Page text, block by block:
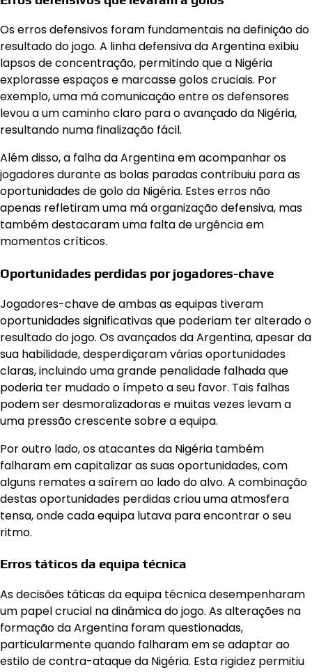
Os erros defensivos foram fundamentais na definição do
resultado do jogo. A linha defensiva da Argentina exibiu
lapsos de concentração, permitindo que a Nigéria
explorasse espaços e marcasse golos cruciais. Por
exemplo, uma má comunicação entre os defensores
levou a um caminho claro para o avançado da Nigéria,
resultando numa finalização fácil.
Além disso, a falha da Argentina em acompanhar os
jogadores durante as bolas paradas contribuiu para as
oportunidades de golo da Nigéria. Estes erros não
apenas refletiram uma má organização defensiva, mas
também destacaram uma falta de urgência em
momentos críticos.
Oportunidades perdidas por jogadores-chave
Jogadores-chave de ambas as equipas tiveram
oportunidades significativas que poderiam ter alterado o
resultado do jogo. Os avançados da Argentina, apesar da
sua habilidade, desperdiçaram várias oportunidades
claras, incluindo uma grande penalidade falhada que
poderia ter mudado o ímpeto a seu favor. Tais falhas
podem ser desmoralizadoras e muitas vezes levam a
uma pressão crescente sobre a equipa.
Por outro lado, os atacantes da Nigéria também
falharam em capitalizar as suas oportunidades, com
alguns remates a saírem ao lado do alvo. A combinação
destas oportunidades perdidas criou uma atmosfera
tensa, onde cada equipa lutava para encontrar o seu
ritmo.
Erros táticos da equipa técnica
As decisões táticas da equipa técnica desempenharam
um papel crucial na dinâmica do jogo. As alterações na
formação da Argentina foram questionadas,
particularmente quando falharam em se adaptar ao
estilo de contra-ataque da Nigéria. Esta rigidez permitiu